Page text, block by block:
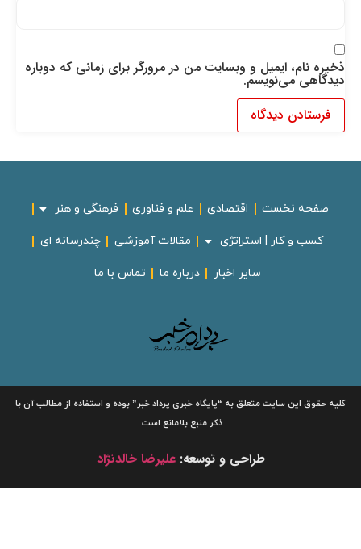
ذخیره نام، ایمیل و وبسایت من در مرورگر برای زمانی که دوباره
دیدگاهی می‌نویسم.
صفحه نخست اقتصادی علم و فناوری فرهنگی و هنر
کسب و کار | استراتژی مقالات آموزشی چندرسانه ای
سایر اخبار درباره ما تماس با ما
کلیه حقوق این سایت متعلق به“پایگاه خبریپرداد خبر”بوده و استفاده از مطالب آن با
ذکر منبع بلامانع است.
طراحی و توسعه:علیرضا خالدنژاد